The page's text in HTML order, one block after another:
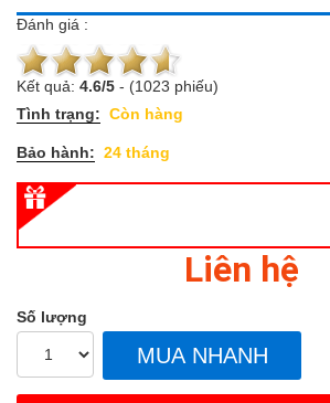
Đánh giá :
Kết quả: 4.6/5 - (1023 phiếu)
Tình trạng: Còn hàng
Bảo hành: 24 tháng
Liên hệ
Số lượng
MUA NHANH